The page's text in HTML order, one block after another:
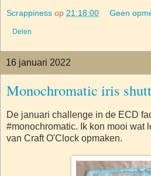
Scrappiness op 21:18:00 Geen
Delen
16 januari 2022
Monochromatic iris
De januari challenge in de ECD
#monochromatic. Ik kon mooi wat
van Craft O'Clock opmaken.